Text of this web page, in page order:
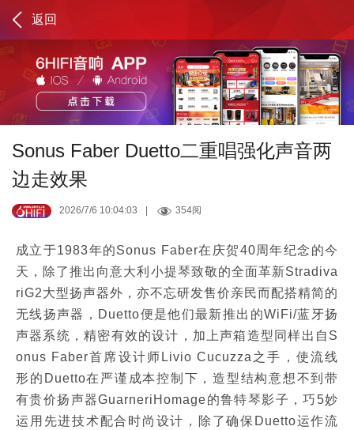
返回
Sonus Faber Duetto二重唱强化声音两
边走效果
2026/7/6 10:04:03 354阅
成立于1983年的Sonus Faber在庆贺40周年纪念的今
天，除了推出向意大利小提琴致敬的全面革新Stradiva
riG2大型扬声器外，亦不忘研发售价亲民而配搭精简的
无线扬声器，Duetto便是他们最新推出的WiFi/蓝牙扬
声器系统，精密有效的设计，加上声箱造型同样出自S
onus Faber首席设计师Livio Cucuzza之手，使流线
形的Duetto在严谨成本控制下，造型结构意想不到带
有贵价扬声器GuarneriHomage的鲁特琴影子，巧5妙
运用先进技术配合时尚设计，除了确保Duetto运作流